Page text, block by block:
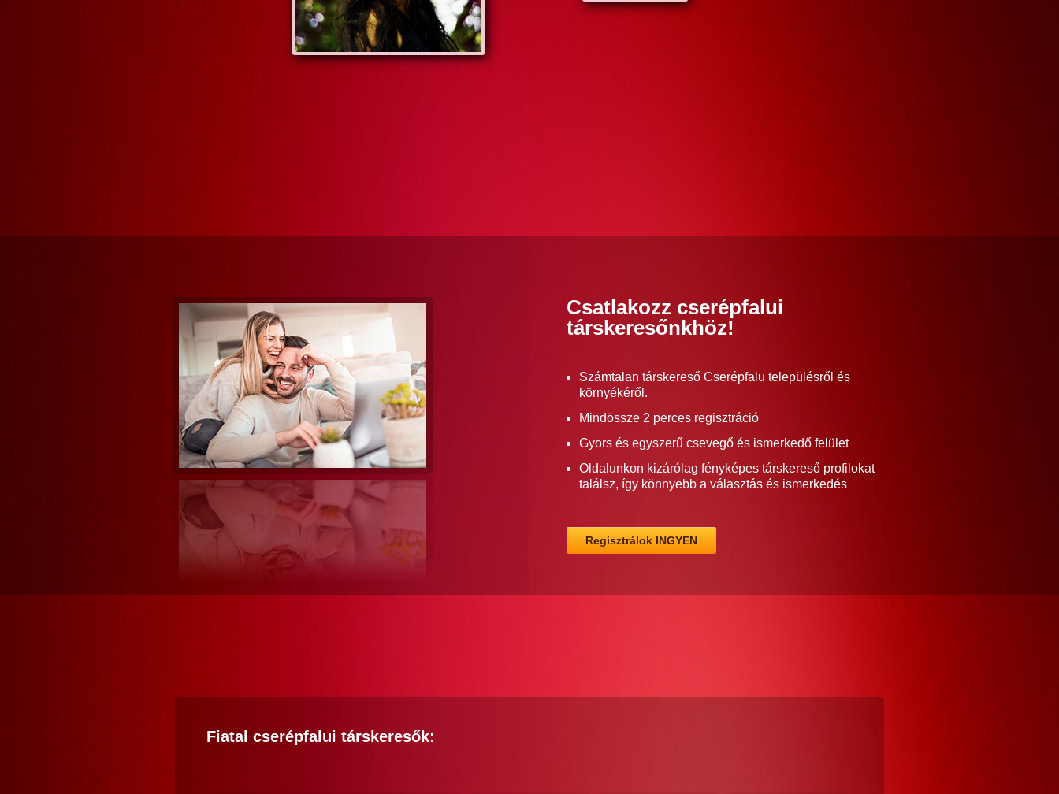
Csatlakozz cserépfalui
társkeresőnkhöz!
Számtalan társkereső Cserépfalu településről és
környékéről.
Mindössze 2 perces regisztráció
Gyors és egyszerű csevegő és ismerkedő felület
Oldalunkon kizárólag fényképes társkereső profilokat
találsz, így könnyebb a választás és ismerkedés
Regisztrálok INGYEN
Fiatal cserépfalui társkeresők: